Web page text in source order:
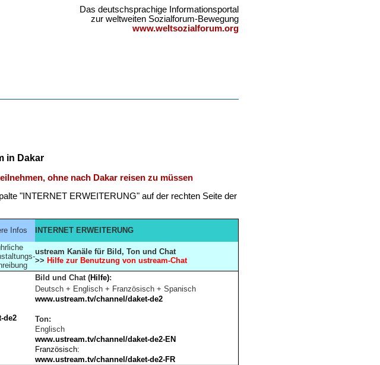
Das deutschsprachige Informationsportal
zur weltweiten Sozialforum-Bewegung
www.weltsozialforum.org
in Dakar
ohne nach Dakar reisen zu müssen
"INTERNET ERWEITERUNG" auf der rechten Seite der
Infos INTERNET ERWEITERUNG
ustream Kanäle für Bild, Ton und Chat
>> Hilfe zur Benutzung von ustream-Chat
de2
Bild und Chat (Hilfe):
Deutsch + Englisch + Französisch + Spanisch
www.ustream.tv/channel/daket-de2
Ton:
Englisch
www.ustream.tv/channel/daket-de2-EN
Französisch:
www.ustream.tv/channel/daket-de2-FR